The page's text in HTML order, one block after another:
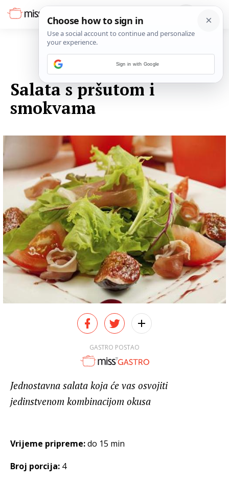
Salata s pršutom i
smokvama
GASTRO POSTAO
Jednostavna salata koja će vas osvojiti
jedinstvenom kombinacijom okusa
Vrijeme pripreme:do 15 min
Broj porcija: 4
Sign in with Google